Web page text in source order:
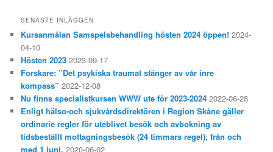
SENASTE INLÄGGEN
Kursanmälan Samspelsbehandling hösten 2024 öppen! 2024-
04-10
Hösten 2023 2023-09-17
Forskare: ”Det psykiska traumat stänger av vår inre
kompass” 2022-12-08
Nu finns specialistkursen WWW ute för 2023-2024 2022-06-28
Enligt hälso-och sjukvårdsdirektören i Region Skåne gäller
ordinarie regler för uteblivet besök och avbokning av
tidsbeställt mottagningsbesök (24 timmars regel), från och
med 1 juni. 2020-06-02